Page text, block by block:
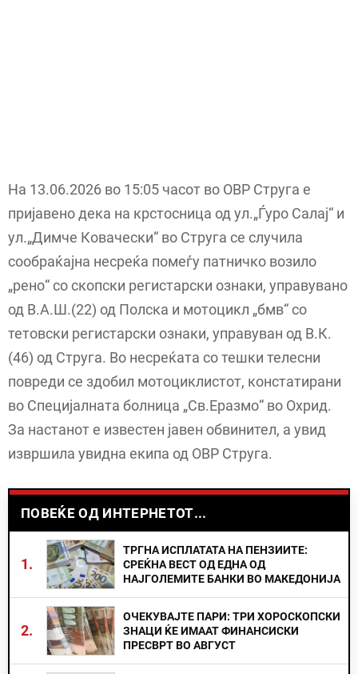
На 13.06.2026 во 15:05 часот во ОВР Струга е
пријавено дека на крстосница од ул.„Ѓуро Салај“ и
ул.„Димче Ковачески“ во Струга се случила
сообраќајна несреќа помеѓу патничко возило
„рено“ со скопски регистарски ознаки, управувано
од В.А.Ш.(22) од Полска и мотоцикл „бмв“ со
тетовски регистарски ознаки, управуван од В.К.
(46) од Струга. Во несреќата со тешки телесни
повреди се здобил мотоциклистот, констатирани
во Специјалната болница „Св.Еразмо“ во Охрид.
За настанот е известен јавен обвинител, а увид
извршила увидна екипа од ОВР Струга.
ПОВЕЌЕ ОД ИНТЕРНЕТОТ...
1.
ТРГНА ИСПЛАТАТА НА ПЕНЗИИТЕ:
СРЕЌНА ВЕСТ ОД ЕДНА ОД
НАЈГОЛЕМИТЕ БАНКИ ВО МАКЕДОНИЈА
2.
ОЧЕКУВАЈТЕ ПАРИ: ТРИ ХОРОСКОПСКИ
ЗНАЦИ ЌЕ ИМААТ ФИНАНСИСКИ
ПРЕСВРТ ВО АВГУСТ